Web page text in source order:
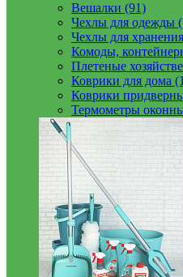
Вешалки (91)
Чехлы для одежды
Чехлы для
Комоды,
Плетеные
Коврики для дома
Коврики
Термометры